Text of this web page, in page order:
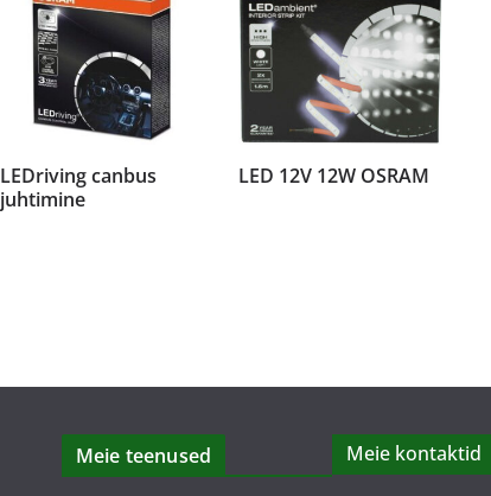
LEDriving canbus
juhtimine
LED 12V 12W OSRAM
Meie teenused Meie kontaktid